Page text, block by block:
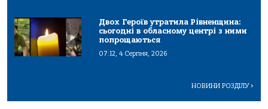
Двох Героїв утратила Рівненщина:
сьогодні в обласному центрі з ними
попрощаються
07:12, 4 Серпня, 2026
НОВИНИ РОЗДІЛУ>